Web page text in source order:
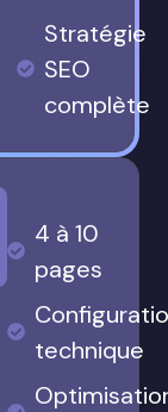
Stratégie
SEO
complète
4 à 10
pages
technique